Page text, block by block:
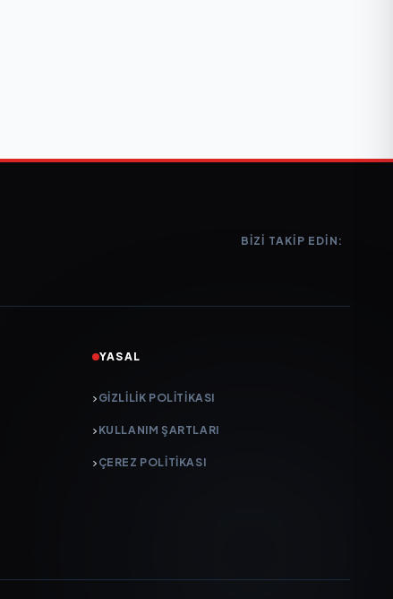
BIZI TAKIP EDIN:
YASAL
GIZLILIK POLITIKASI
KULLANIM ŞARTLARI
ÇEREZ POLITIKASI